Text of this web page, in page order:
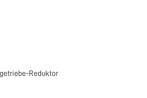
Reduktor